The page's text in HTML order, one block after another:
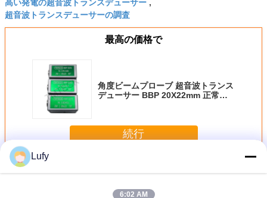
,
超音波トランスデューサーの調査
最高の価格で
角度ビームプローブ 超音波トランス
デューサー BBP 20X22mm 正常結
続行
多く超音波トランスデューサ
Lufy
6:02 AM